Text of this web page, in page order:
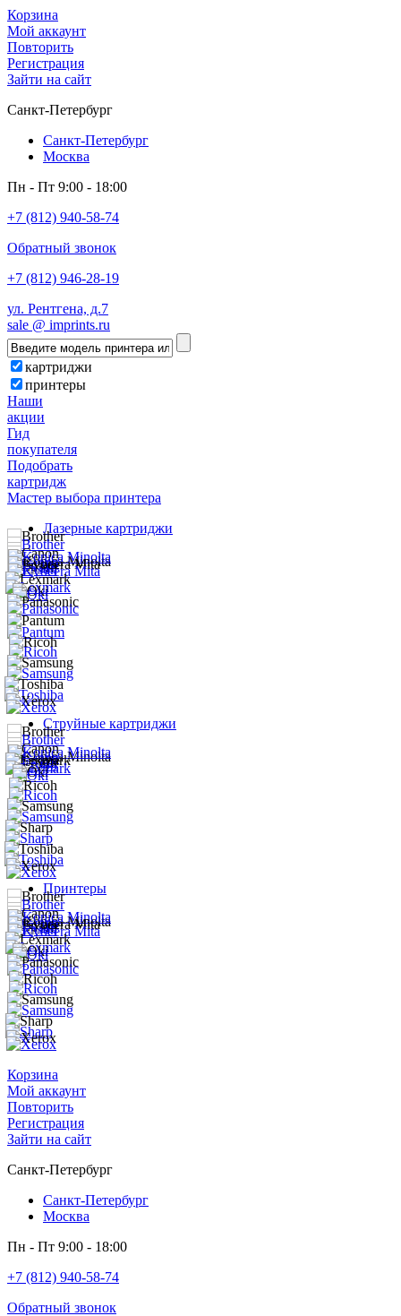
Корзина
Мой аккаунт
Повторить
Регистрация
Зайти на сайт
Санкт-Петербург
Санкт-Петербург
Москва
Пн - Пт 9:00 - 18:00
+7 (812) 940-58-74
Обратный звонок
+7 (812) 946-28-19
ул. Рентгена, д.7
sale @ imprints.ru
картриджи
принтеры
Наши
акции
Гид
покупателя
Подобрать
картридж
Мастер выбора принтера
Лазерные картриджи
Струйные картриджи
Принтеры
Корзина
Мой аккаунт
Повторить
Регистрация
Зайти на сайт
Санкт-Петербург
Санкт-Петербург
Москва
Пн - Пт 9:00 - 18:00
+7 (812) 940-58-74
Обратный звонок